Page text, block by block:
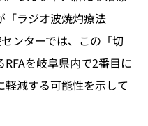
「ラジオ波焼灼療法
センターでは、この「切
を岐阜県内で2番目に
減する可能性を示して